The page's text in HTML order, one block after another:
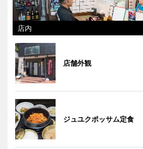
店内
店舗外観
ジュユクポッサム定食